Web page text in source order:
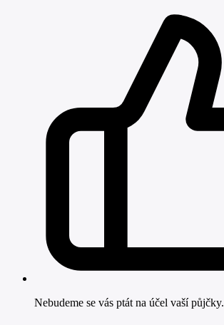
Nebudeme se vás ptát na účel vaší půjčky.